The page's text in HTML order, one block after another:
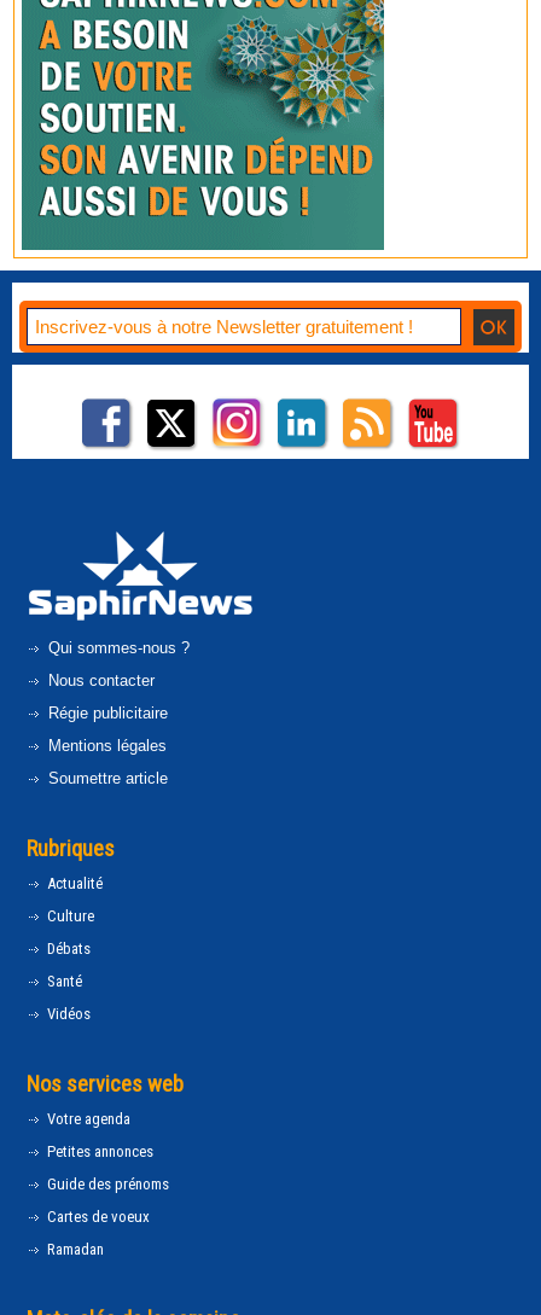
Qui sommes-nous ?
Nous contacter
Régie publicitaire
Mentions légales
Soumettre article
Rubriques
Actualité
Culture
Débats
Santé
Vidéos
Nos services web
Votre agenda
Petites annonces
Guide des prénoms
Cartes de voeux
Ramadan